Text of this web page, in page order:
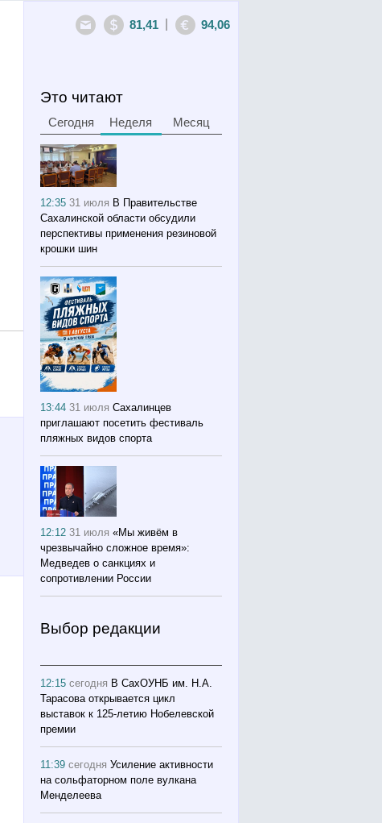
81,41 94,06
Это читают
Сегодня Неделя Месяц
12:3531 июля В Правительстве
Сахалинской области обсудили
перспективы применения резиновой
крошки шин
13:4431 июля Сахалинцев
приглашают посетить фестиваль
пляжных видов спорта
12:1231 июля «Мы живём в
чрезвычайно сложное время»:
Медведев о санкциях и
сопротивлении России
Выбор редакции
12:15сегодня В СахОУНБ им. Н.А.
Тарасова открывается цикл
выставок к 125-летию Нобелевской
премии
11:39сегодня Усиление активности
на сольфаторном поле вулкана
Менделеева